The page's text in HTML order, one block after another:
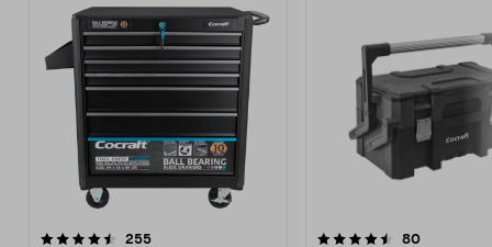
255anmeldelser
4.5 av 5 stjerner 80
3.5 av 5 stjerner